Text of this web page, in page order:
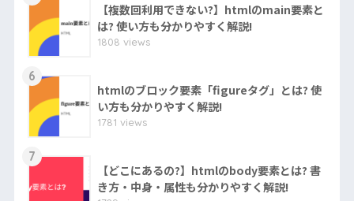
【複数回利用できない?】htmlのmain要素と
は? 使い方も分かりやすく解説!
1808 views
6
htmlのブロック要素「figureタグ」とは? 使
い方も分かりやすく解説!
1781 views
7
【どこにあるの?】htmlのbody要素とは? 書
き方・中身・属性も分かりやすく解説!